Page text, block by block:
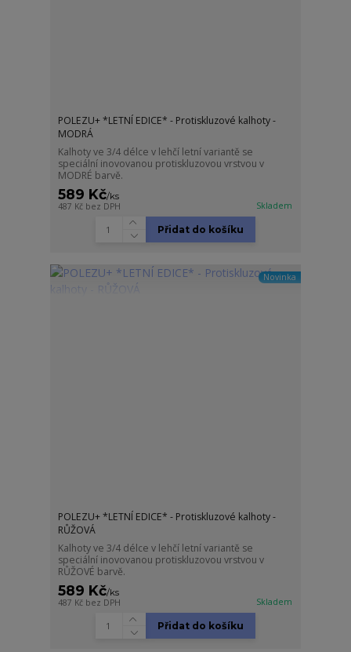
POLEZU+ *LETNÍ EDICE* - Protiskluzové kalhoty -
MODRÁ
Kalhoty ve 3/4 délce v lehčí letní variantě se
speciální inovovanou protiskluzovou vrstvou v
MODRÉ barvě.
589 Kč/ks
487 Kč bez DPH Skladem
Přidat do košíku
Novinka
POLEZU+ *LETNÍ EDICE* - Protiskluzové kalhoty -
RŮŽOVÁ
Kalhoty ve 3/4 délce v lehčí letní variantě se
speciální inovovanou protiskluzovou vrstvou v
RŮŽOVÉ barvě.
589 Kč/ks
487 Kč bez DPH Skladem
Přidat do košíku